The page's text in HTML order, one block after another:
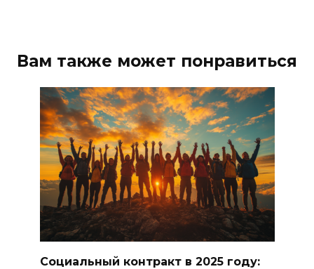
Вам также может понравиться
Социальный контракт в 2025 году: